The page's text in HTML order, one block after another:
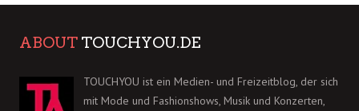
ABOUT TOUCHYOU.DE
TOUCHYOU ist ein Medien- und Freizeitblog, der sich
mit Mode und Fashionshows, Musik und Konzerten,